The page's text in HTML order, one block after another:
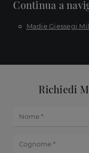
Continua a
Madie Giessegi
Richiedi